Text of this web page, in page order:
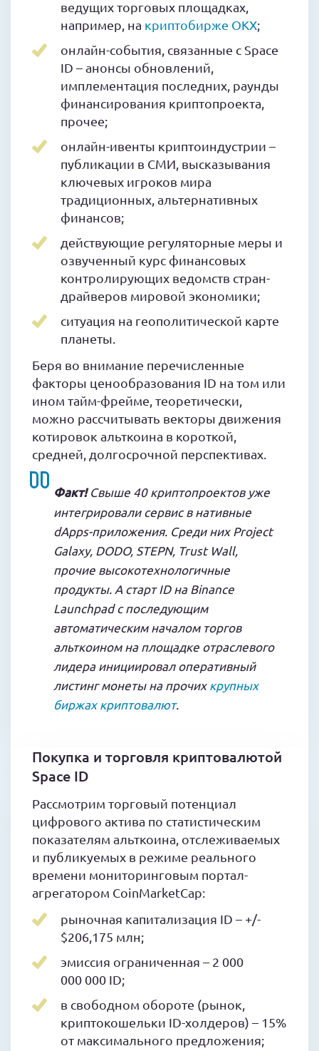
ведущих торговых площадках,
например, на криптобирже OKX;
онлайн-события, связанные с Space
ID – анонсы обновлений,
имплементация последних, раунды
финансирования криптопроекта,
прочее;
онлайн-ивенты криптоиндустрии –
публикации в СМИ, высказывания
ключевых игроков мира
традиционных, альтернативных
финансов;
действующие регуляторные меры и
озвученный курс финансовых
контролирующих ведомств стран-
драйверов мировой экономики;
ситуация на геополитической карте
планеты.
Беря во внимание перечисленные
факторы ценообразования ID на том или
ином тайм-фрейме, теоретически,
можно рассчитывать векторы движения
котировок альткоина в короткой,
средней, долгосрочной перспективах.
Факт!Свыше 40 криптопроектов уже
интегрировали сервис в нативные
dApps-приложения. Среди них Project
Galaxy, DODO, STEPN, Trust Wall,
прочие высокотехнологичные
продукты. А старт ID на Binance
Launchpad с последующим
автоматическим началом торгов
альткоином на площадке отраслевого
лидера инициировал оперативный
листинг монеты на прочих крупных
биржах криптовалют.
Покупка и торговля криптовалютой
Space ID
Рассмотрим торговый потенциал
цифрового актива по статистическим
показателям альткоина, отслеживаемых
и публикуемых в режиме реального
времени мониторинговым портал-
агрегатором CoinMarketCap:
рыночная капитализация ID – +/-
$206,175 млн;
эмиссия ограниченная – 2 000
000 000 ID;
в свободном обороте (рынок,
криптокошельки ID-холдеров) – 15%
от максимального предложения;